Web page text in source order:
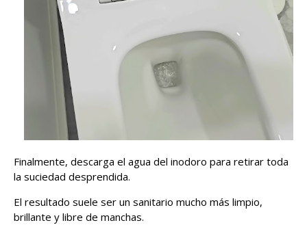
Finalmente, descarga el agua del inodoro para retirar toda
la suciedad desprendida.
El resultado suele ser un sanitario mucho más limpio,
brillante y libre de manchas.